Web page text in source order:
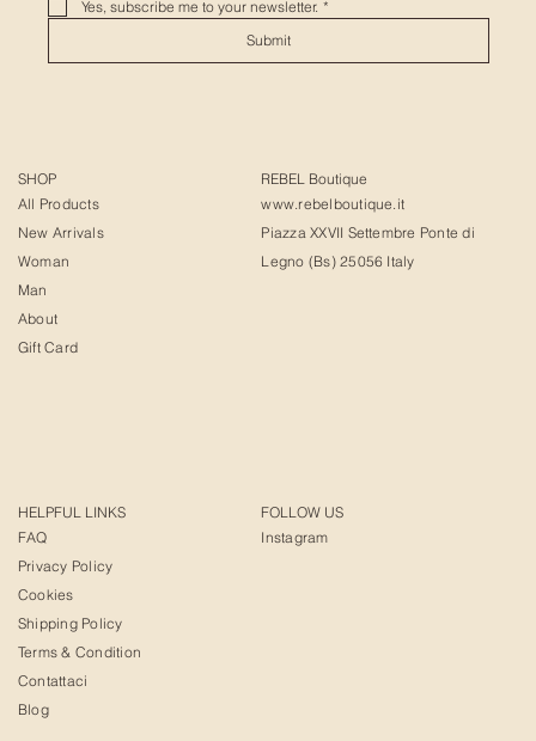
Yes, subscribe me to your newsletter. *
Submit
SHOP
All Products
New Arrivals
Woman
Man
About
Gift Card
REBEL Boutique
www.rebelboutique.it
Piazza XXVII Settembre Ponte di
Legno (Bs) 25056 Italy
HELPFUL LINKS
FAQ
Privacy Policy
Cookies
Shipping Policy
Terms & Condition
Contattaci
Blog
FOLLOW US
Instagram